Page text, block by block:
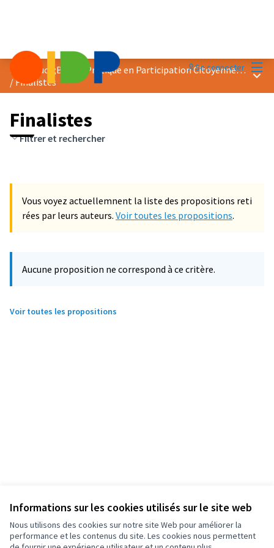
Informations sur les cookies utilisés sur le site web
Nous utilisons des cookies sur notre site Web pour améliorer la
performance et les contenus du site. Les cookies nous permettent
Se connecter
Prix &quot;Bonne Pratique en Participation Citoyenne&quot; 2023
/Finalistes
Finalistes
Filtrer et rechercher
Vous voyez actuellemnent la liste des propositions reti
rées par leurs auteurs. Voir toutes les propositions.
Aucune proposition ne correspond à ce critère.
Voir toutes les propositions